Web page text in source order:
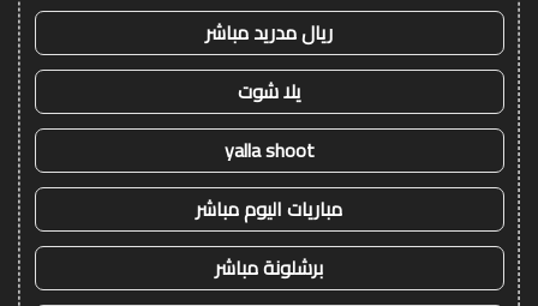
ريال مدريد مباشر
يلا شوت
yalla shoot
مباريات اليوم مباشر
برشلونة مباشر